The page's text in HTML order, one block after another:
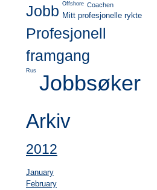
Jobb Offshore Coachen
Mitt profesjonelle rykte
Profesjonell
framgang
Rus Jobbsøker
Arkiv
2012
January
February